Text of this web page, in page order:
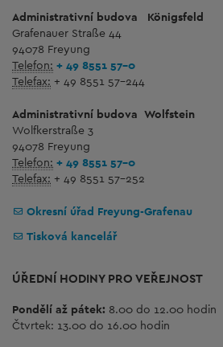
Administrativní budova
Königsfeld
Grafenauer Straße 44
94078 Freyung
Telefon: + 49 8551 57-0
Telefax: + 49 8551 57-244
Administrativní budova Wolfstein
Wolfkerstraße 3
94078 Freyung
Telefon: + 49 8551 57-0
Telefax: + 49 8551 57-252
Okresní úřad Freyung-Grafenau
Tisková kancelář
ÚŘEDNÍ HODINY PRO VEŘEJNOST
Pondělí až pátek: 8.00 do 12.00 hodin
Čtvrtek: 13.00 do 16.00 hodin